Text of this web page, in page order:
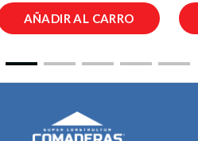
AÑADIR AL CARRO